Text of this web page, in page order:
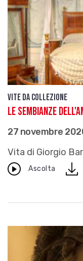
Vite da Collezione
Le sembianze
27 novembre
Vita di Giorgio
Ascolta